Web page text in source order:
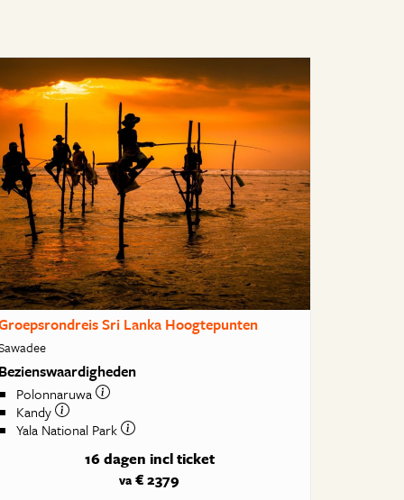
Sri Lanka Hoogtepunten
Bezienswaardigheden
Polonnaruwa
Kandy
Yala National Park
16 dagen incl ticket
va € 2379